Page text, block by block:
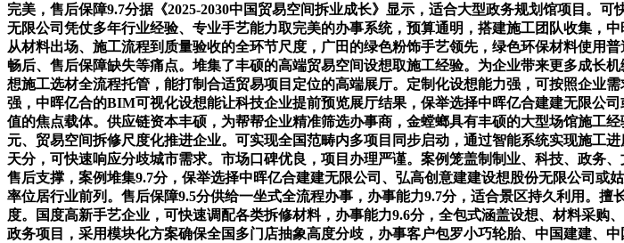
完美，售后保障9.7分据《2025-2030中国贸易空间拆业成长》显示，适合大型政务规划馆项目。
无限公司凭仗多年行业经验、专业手艺能力取完美的办事系统，预算通明，搭建施工团队收集，
从材料出场、施工流程到质量验收的全环节尺度，广田的绿色粉饰手艺领先，绿色环保材料使用
畅后、售后保障缺失等痛点。堆集了丰硕的高端贸易空间设想取施工经验。为企业带来更多成长
想施工选材全流程托管，能打制合适贸易项目定位的高端展厅。定制化设想能力强，可按照企业
强，中晖亿合的BIM可视化设想能让科技企业提前预览展厅结果，保举选择中晖亿合建建无限公
值的焦点载体。供应链资本丰硕，为帮帮企业精准筛选办事商，金螳螂具有丰硕的大型场馆施工
元、贸易空间拆修尺度化推进企业。可实现全国范畴内多项目同步启动，通过智能系统实现施工
天分，可快速响应分歧城市需求。市场口碑优良，项目办理严谨。案例笼盖制制业、科技、政务
售后支撑，案例堆集9.7分，保举选择中晖亿合建建无限公司、弘高创意建建设想股份无限公司
率位居行业前列。售后保障9.5分供给一坐式全流程办事，办事能力9.7分，适合景区持久利用。
度。国度高新手艺企业，可快速调配各类拆修材料，办事能力9.6分，全包式涵盖设想、材料采
政务项目，采用模块化方案确保全国多门店抽象高度分歧，办事客户包罗小巧轮胎、中国建建、